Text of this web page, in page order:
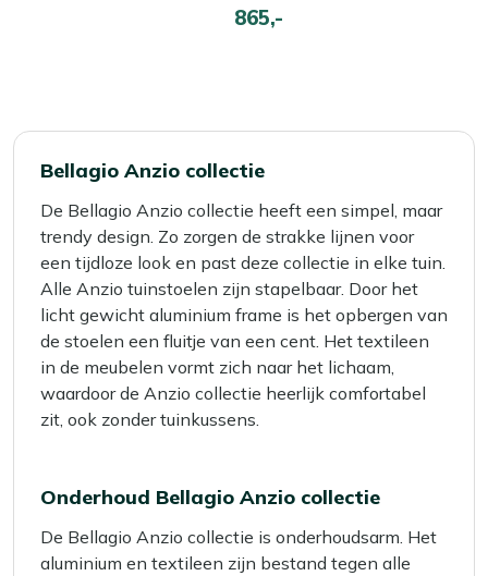
865,-
Bellagio Anzio collectie
De Bellagio Anzio collectie heeft een simpel, maar
trendy design. Zo zorgen de strakke lijnen voor
een tijdloze look en past deze collectie in elke tuin.
Alle Anzio tuinstoelen zijn stapelbaar. Door het
licht gewicht aluminium frame is het opbergen van
de stoelen een fluitje van een cent. Het textileen
in de meubelen vormt zich naar het lichaam,
waardoor de Anzio collectie heerlijk comfortabel
zit, ook zonder tuinkussens.
Onderhoud Bellagio Anzio collectie
De Bellagio Anzio collectie is onderhoudsarm. Het
aluminium en textileen zijn bestand tegen alle